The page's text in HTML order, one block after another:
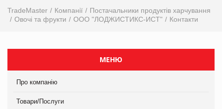
TradeMaster Компанії
Постачальники продуктів харчування
Овочі та фрукти
ООО "ЛОДЖИСТИКС-ИСТ" Контакти
МЕНЮ
Про компанію
Товари/Послуги